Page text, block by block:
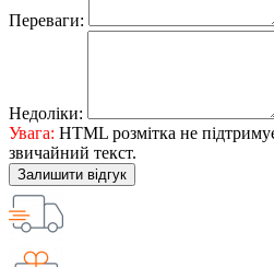
Переваги:
Недоліки:
Увага: HTML розмітка не
звичайний текст.
Залишити відгук